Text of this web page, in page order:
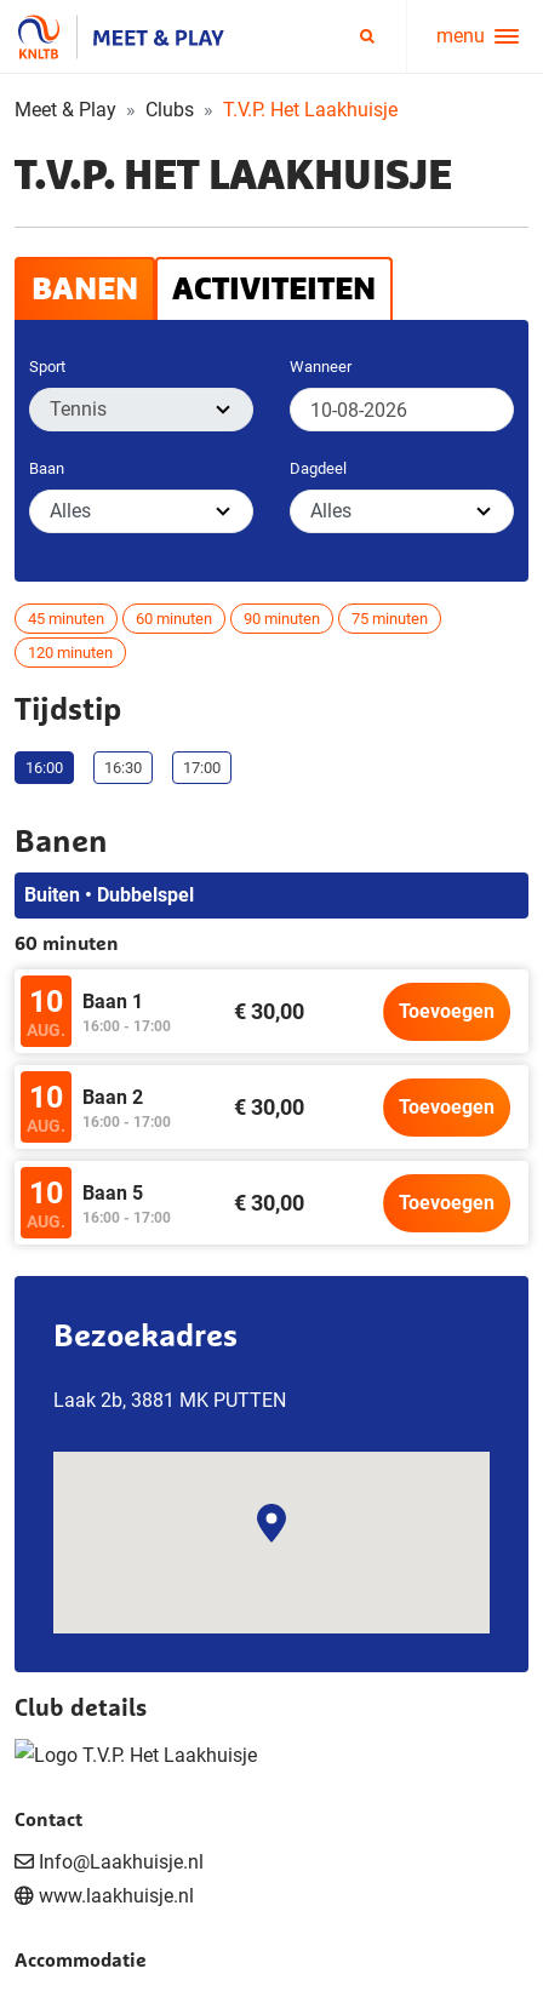
Service
menu
menu
Meet & Play Clubs T.V.P. Het Laakhuisje
T.V.P. HET LAAKHUISJE
BANEN ACTIVITEITEN
Sport Wanneer
Baan Dagdeel
45 minuten 60 minuten 90 minuten
75 minuten
120 minuten
Tijdstip
16:00 16:30 17:00
Banen
Buiten • Dubbelspel
60 minuten
10
AUG.
Baan 1
16:00 - 17:00
€ 30,00 Toevoegen
10
AUG.
Baan 2
16:00 - 17:00
€ 30,00 Toevoegen
10
AUG.
Baan 5
16:00 - 17:00
€ 30,00 Toevoegen
Bezoekadres
Laak 2b, 3881 MK PUTTEN
Club details
Contact
Info@Laakhuisje.nl
www.laakhuisje.nl
Accommodatie